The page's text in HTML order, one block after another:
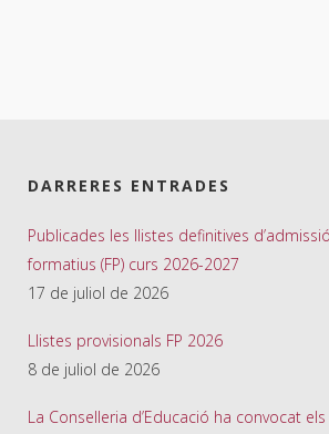
DARRERES ENTRADES
Publicades les llistes definitives
formatius (FP) curs 2026-2027
17 de juliol de 2026
Llistes provisionals FP 2026
8 de juliol de 2026
La Conselleria d’Educació ha convocat